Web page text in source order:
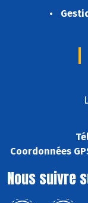
Coordonnées
Nous suivre